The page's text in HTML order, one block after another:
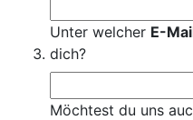
Unter welcher E-
dich?
Möchtest du uns